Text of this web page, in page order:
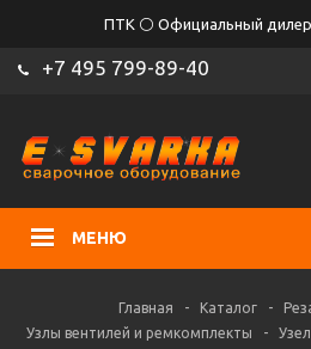
ПТК ⚪ Официальный
+7 495 799-89-40
МЕНЮ
Главная - Каталог -
Узлы вентилей и ремкомплекты
-